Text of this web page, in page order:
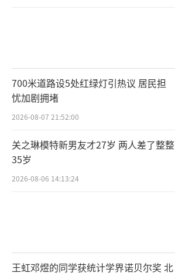
700米道路设5处红绿灯引热议 居民担
忧加剧拥堵
2026-08-07 21:52:00
关之琳模特新男友才27岁 两人差了整整
35岁
2026-08-06 14:13:24
王虹邓煜的同学获统计学界诺贝尔奖 北